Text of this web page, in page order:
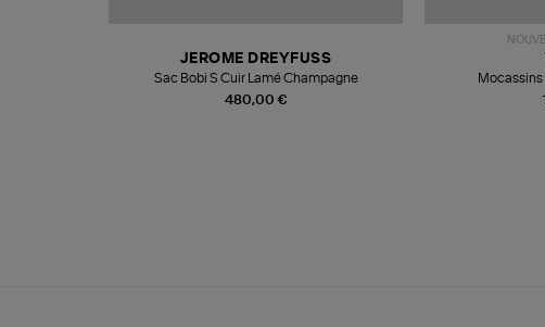
480,00 €
JEROME DREYFUSS
Sac Bobi S Cuir Lamé Champagne